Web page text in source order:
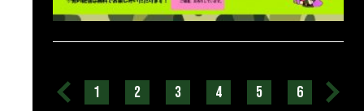
1 2 3 4 5 6